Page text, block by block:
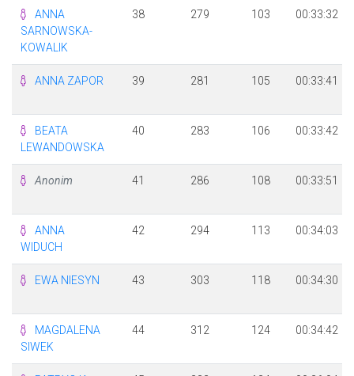
ANNA
SARNOWSKA-
KOWALIK
38 279 103 00:33:32
ANNA ZAPOR 39 281 105 00:33:41
BEATA
LEWANDOWSKA
40 283 106 00:33:42
Anonim 41 286 108 00:33:51
ANNA
WIDUCH
42 294 113 00:34:03
EWA NIESYN 43 303 118 00:34:30
MAGDALENA
SIWEK
44 312 124 00:34:42